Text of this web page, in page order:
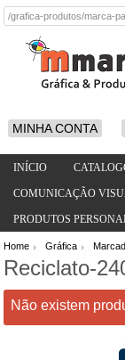
MINHA CONTA
INÍCIO
COMUNICAÇÃO
PRODUTOS
Home Gráfica
Reciclato-
Não existem